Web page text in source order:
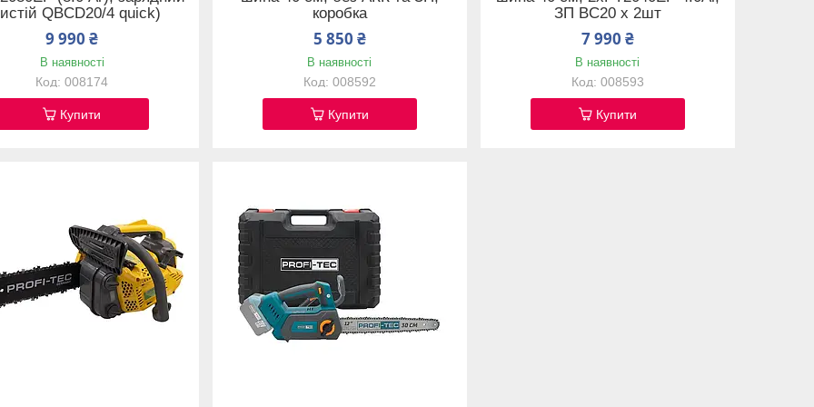
QBCD20/4 quick)
9 990 ₴
В наявності
008174
Купити
коробка
5 850 ₴
В наявності
008592
Купити
ЗП BC20 х 2шт
7 990 ₴
В наявності
008593
Купити